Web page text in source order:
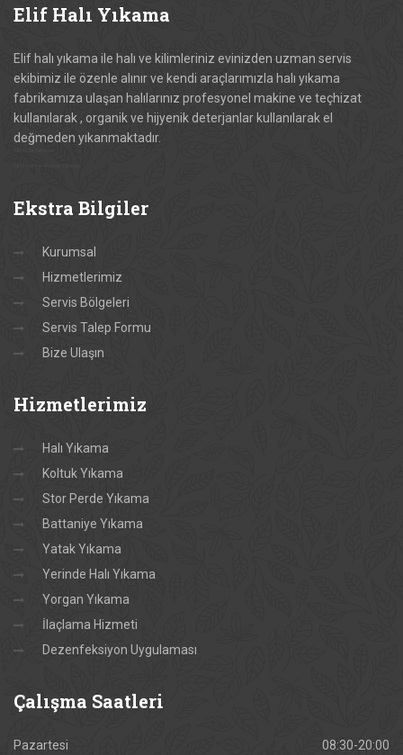
Elif Halı Yıkama
Elif halı yıkama ile halı ve kilimleriniz evinizden uzman servis
ekibimiz ile özenle alınır ve kendi araçlarımızla halı yıkama
fabrikamıza ulaşan halılarınız profesyonel makine ve teçhizat
kullanılarak , organik ve hijyenik deterjanlar kullanılarak el
değmeden yıkanmaktadır.
Ekstra Bilgiler
Kurumsal
Hizmetlerimiz
Servis Bölgeleri
Servis Talep Formu
Bize Ulaşın
Hizmetlerimiz
Halı Yıkama
Koltuk Yıkama
Stor Perde Yıkama
Battaniye Yıkama
Yatak Yıkama
Yerinde Halı Yıkama
Yorgan Yıkama
İlaçlama Hizmeti
Dezenfeksiyon Uygulaması
Çalışma Saatleri
Pazartesi 08:30-20:00